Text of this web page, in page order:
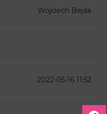
Wojciech Bejda
2022-05-16 11:52